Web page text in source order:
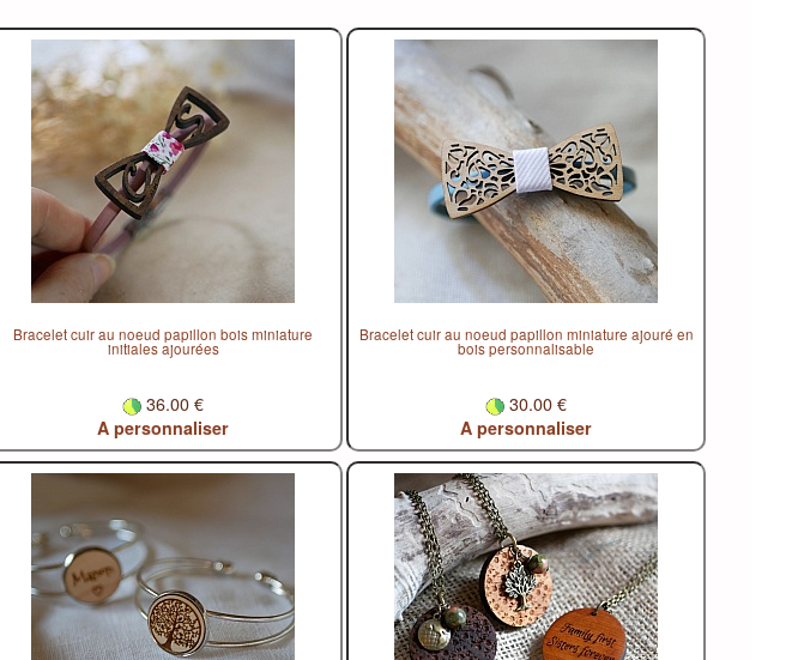
Bracelet cuir au noeud papillon bois miniature
initiales ajourées
36.00 €
A personnaliser
Bracelet cuir au noeud papillon miniature ajouré en
bois personnalisable
30.00 €
A personnaliser